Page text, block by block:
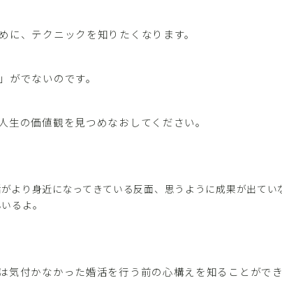
に、テクニックを知りたくなります。
がでないのです。
生の価値観を見つめなおしてください。
より身近になってきている反面、思うように成果が出てい
るよ。
気付かなかった婚活を行う前の心構えを知ることができ